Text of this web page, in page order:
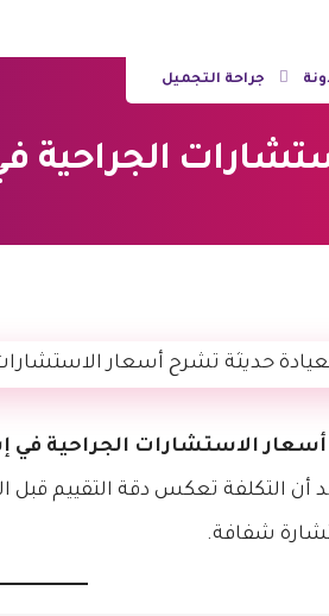
جراحة التجميل
الجراحية في
أسعار الاستشارات الجراحية في
أن التكلفة تعكس دقة التقييم قبل
شفافة.